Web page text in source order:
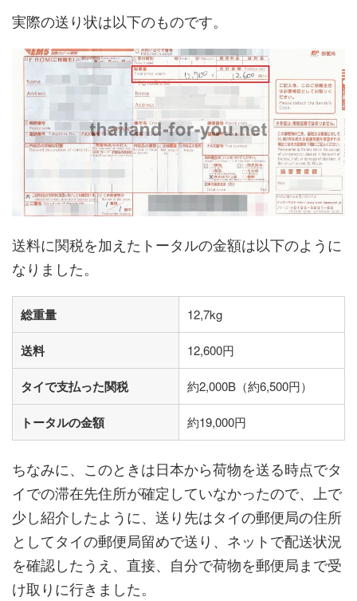
実際の送り状は以下のものです。
送料に関税を加えたトータルの金額は以下のように
なりました。
総重量 12,7kg
送料 12,600円
タイで支払った関税 約2,000B（約6,500円）
トータルの金額 約19,000円
ちなみに、このときは日本から荷物を送る時点でタ
イでの滞在先住所が確定していなかったので、上で
少し紹介したように、送り先はタイの郵便局の住所
としてタイの郵便局留めで送り、ネットで配送状況
を確認したうえ、直接、自分で荷物を郵便局まで受
け取りに行きました。